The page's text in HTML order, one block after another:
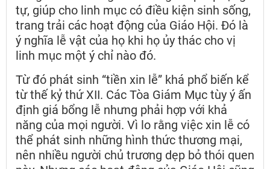
tự, giúp cho linh mục có điều kiện sinh sống,
trang trải các hoạt động của Giáo Hội. Đó là
ý nghĩa lễ vật của họ khi họ ủy thác cho vị
linh mục một ý chỉ nào đó.
Từ đó phát sinh “tiền xin lễ” khá phổ biến kể
từ thế kỷ thứ XII. Các Tòa Giám Mục tùy ý ấn
định giá bổng lễ nhưng phải hợp với khả
năng của mọi người. Vì lo rằng việc xin lễ có
thể phát sinh những hình thức thương mại,
nên nhiều người chủ trương dẹp bỏ thói quen